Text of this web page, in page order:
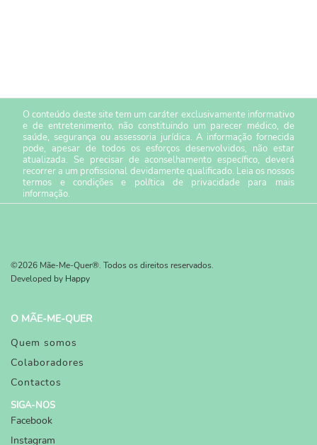
O conteúdo deste site tem um caráter exclusivamente informativo
e de entretenimento, não constituindo um parecer médico, de
saúde, segurança ou assessoria jurídica. A informação fornecida
pode, apesar de todos os esforços desenvolvidos, não estar
atualizada. Se precisar de aconselhamento específico, deverá
recorrer a um profissional devidamente qualificado. Leia os nossos
termos e condiçõese política de privacidade para mais
informação.
©2026 Mãe-Me-Quer®. Todos os direitos reservados.
Developed by Happy
O MÃE-ME-QUER
Quem somos
Colaboradores
Contactos
SIGA-NOS
Facebook
Instagram